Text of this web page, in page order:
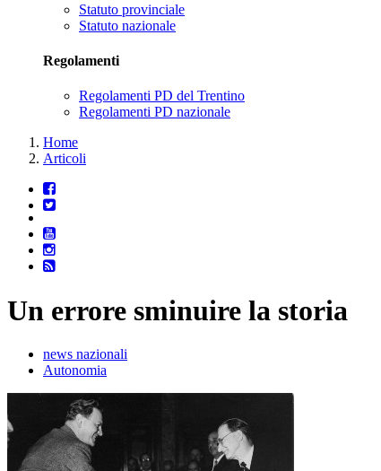
Statuto provinciale
Statuto nazionale
Regolamenti
Regolamenti PD del Trentino
Regolamenti PD nazionale
Home
Articoli
Un errore sminuire la storia
news nazionali
Autonomia